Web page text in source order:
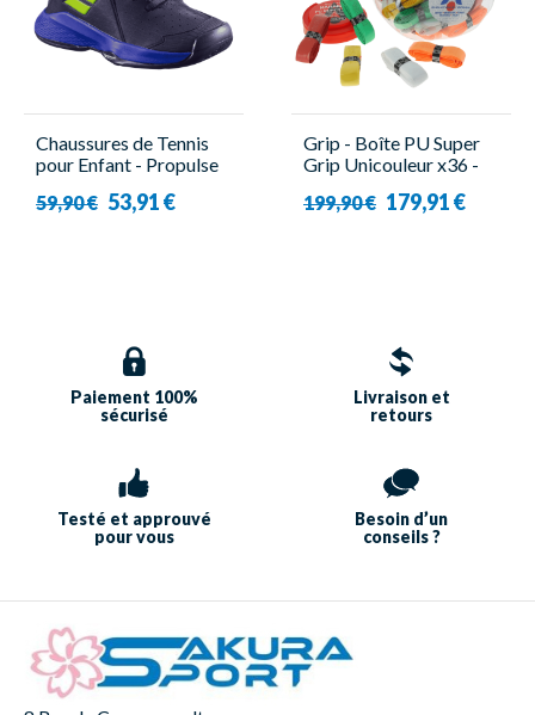
Chaussures de Tennis
pour Enfant - Propulse
Babolat
59,90 € 53,91 €
Grip - Boîte PU Super
Grip Unicouleur x36 -
199,90 € 179,91 €
Paiement 100%
sécurisé
Livraison et
retours
Testé et approuvé
pour vous
Besoin d’un
conseils ?